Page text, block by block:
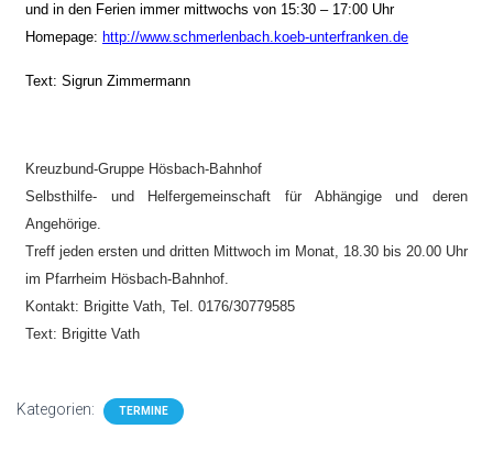
und in den Ferien immer mittwochs von 15:30 – 17:00 Uhr
Homepage: http://www.schmerlenbach.koeb-unterfranken.de
Text: Sigrun Zimmermann
Kreuzbund-Gruppe Hösbach-Bahnhof
Selbsthilfe- und Helfergemeinschaft für Abhängige und deren
Angehörige.
Treff jeden ersten und dritten Mittwoch im Monat, 18.30 bis 20.00 Uhr
im Pfarrheim Hösbach-Bahnhof.
Kontakt: Brigitte Vath, Tel. 0176/30779585
Text: Brigitte Vath
Kategorien: TERMINE